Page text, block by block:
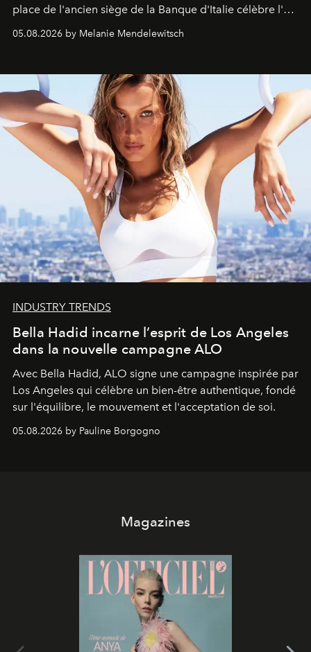
place de l'ancien siège de la Banque d'Italie célèbre l'art
de vivre Romain dans toute son élégance intemporelle.
05.08.2026 by Melanie Mendelewitsch
INDUSTRY TRENDS
Bella Hadid incarne l’esprit de Los Angeles
dans la nouvelle campagne ALO
Avec Bella Hadid, ALO signe une campagne inspirée par
Los Angeles qui célèbre un bien-être authentique, fondé
sur l'équilibre, le mouvement et l'acceptation de soi.
05.08.2026 by Pauline Borgogno
Magazines